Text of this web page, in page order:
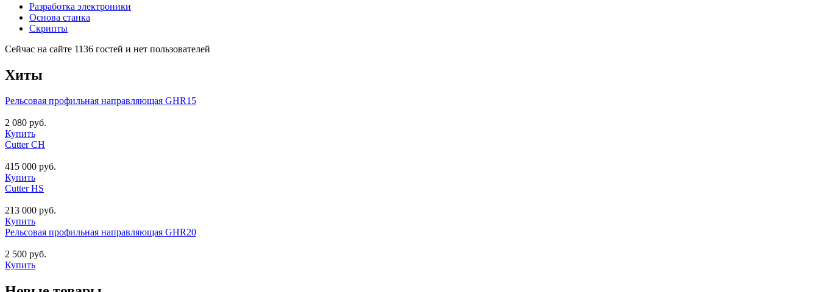
Разработка электроники
Основа станка
Скрипты
Сейчас на сайте 1136 гостей и нет пользователей
Хиты
Рельсовая профильная направляющая GHR15
2 080 руб.
Купить
Cutter CH
415 000 руб.
Купить
Cutter HS
213 000 руб.
Купить
Рельсовая профильная направляющая GHR20
2 500 руб.
Купить